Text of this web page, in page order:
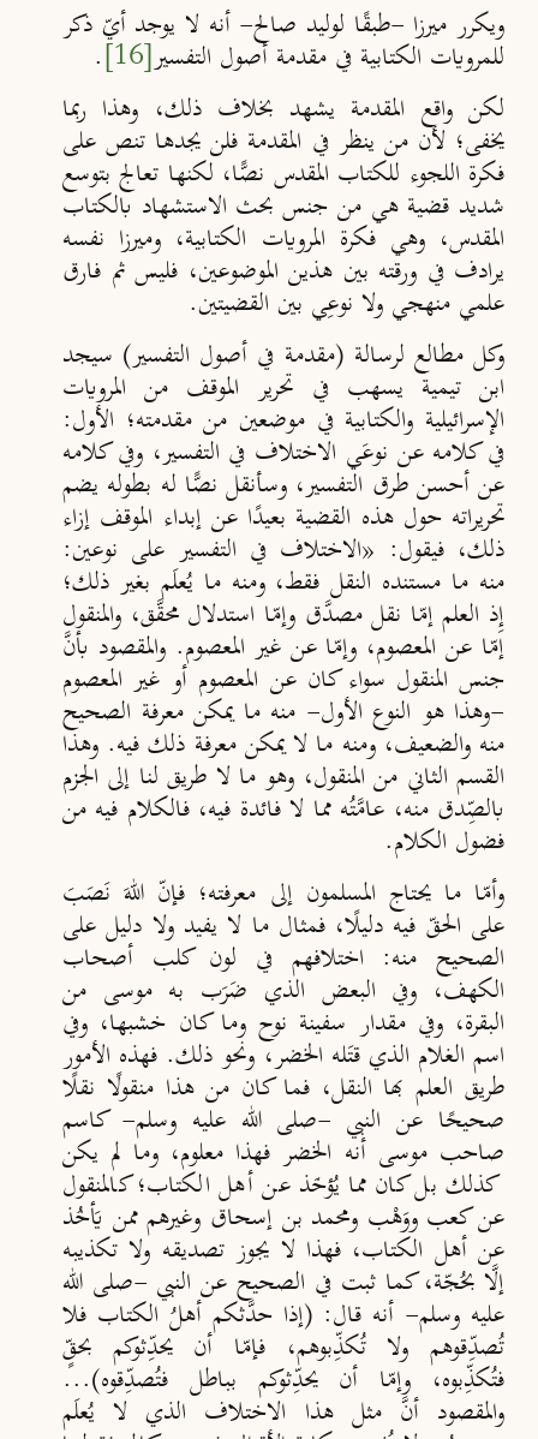
ويكرر ميرزا -طبقًا لوليد صالح- أنه لا يوجد أيّ ذكر
للمرويات الكتابية في مقدمة أصول التفسير[16]
.
لكن واقع المقدمة يشهد بخلاف ذلك، وهذا ربما
يخفى؛ لأن من ينظر في المقدمة فلن يجدها تنص على
فكرة اللجوء للكتاب المقدس نصًّا، لكنها تعالج بتوسع
شديد قضية هي من جنس بحث الاستشهاد بالكتاب
المقدس، وهي فكرة المرويات الكتابية، وميرزا نفسه
يرادف في ورقته بين هذين الموضوعين، فليس ثم فارق
علمي منهجي ولا نوعِي بين القضيتين.
وكل مطالع لرسالة (مقدمة في أصول التفسير) سيجد
ابن تيمية يسهب في تحرير الموقف من المرويات
الإسرائيلية والكتابية في موضعين من مقدمته؛ الأول:
في كلامه عن نوعَي الاختلاف في التفسير، وفي كلامه
عن أحسن طرق التفسير، وسأنقل نصًّا له بطوله يضم
تحريراته حول هذه القضية بعيدًا عن إبداء الموقف إزاء
ذلك، فيقول: «الاختلاف في التفسير على نوعين:
منه ما مستنده النقل فقط، ومنه ما يُعلَم بغير ذلك؛
إِذ العلم إمّا نقل مصدَّق وإمّا استدلال محقَّق، والمنقول
إمّا عن المعصوم، وإمّا عن غير المعصوم. والمقصود بأنَّ
جنس المنقول سواء كان عن المعصوم أو غير المعصوم
-وهذا هو النوع الأول- منه ما يمكن معرفة الصحيح
منه والضعيف، ومنه ما لا يمكن معرفة ذلك فيه. وهذا
القسم الثاني من المنقول، وهو ما لا طريق لنا إلى الجزم
بالصِّدق منه، عامَّتُه مما لا فائدة فيه، فالكلام فيه من
فضول الكلام.
وأمّا ما يحتاج المسلمون إلى معرفته؛ فإنّ اللهَ نَصَبَ
على الحقّ فيه دليلًا، فمثال ما لا يفيد ولا دليل على
الصحيح منه: اختلافهم في لون كلب أصحاب
الكهف، وفي البعض الذي ضَرَب به موسى من
البقرة، وفي مقدار سفينة نوح وما كان خشبها، وفي
اسم الغلام الذي قتَله الخضر، ونحو ذلك. فهذه الأمور
طريق العلم بها النقل، فما كان من هذا منقولًا نقلًا
صحيحًا عن النبي -صلى الله عليه وسلم- كاسم
صاحب موسى أنه الخضر فهذا معلوم، وما لم يكن
كذلك بل كان مما يُؤخَذ عن أهل الكتاب؛ كالمنقول
عن كعب ووَهْب ومحمد بن إسحاق وغيرهم ممن يَأخُذ
عن أهل الكتاب، فهذا لا يجوز تصديقه ولا تكذيبه
إلَّا بحُجّة، كما ثبت في الصحيح عن النبي -صلى الله
عليه وسلم- أنه قال: (إذا حدَّثكم أهلُ الكتاب فلا
تُصدِّقوهم ولا تُكذِّبوهم، فإمّا أن يحدِّثوكم بحقٍّ
فتُكذِّبوه، وإمّا أن يحدِّثوكم بباطل فتُصدِّقوه)...
والمقصود أنَّ مثل هذا الاختلاف الذي لا يُعلَم